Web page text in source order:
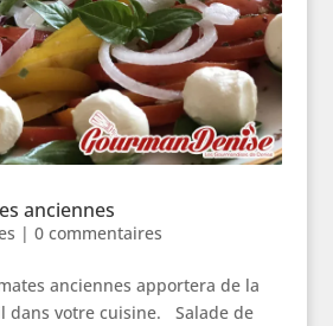
anciennes
| 0 commentaires
anciennes apportera de la
dans votre cuisine. Salade de